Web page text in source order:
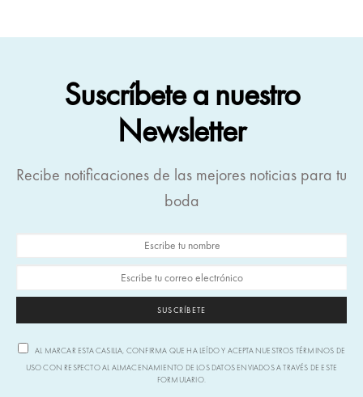
Suscríbete a nuestro
Newsletter
Recibe notificaciones de las mejores noticias para tu
boda
SUSCRÍBETE
AL MARCAR ESTA CASILLA, CONFIRMA QUE HA LEÍDO Y ACEPTA NUESTROS TÉRMINOS DE
USO CON RESPECTO AL ALMACENAMIENTO DE LOS DATOS ENVIADOS A TRAVÉS DE ESTE
FORMULARIO.